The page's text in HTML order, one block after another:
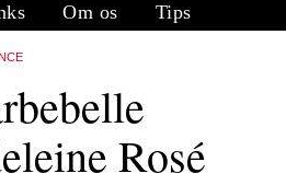
Om os Tips
Rosé